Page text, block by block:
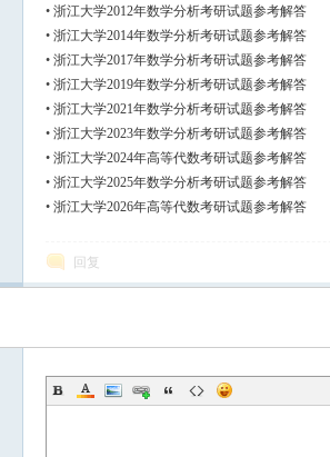
• 浙江大学2012年数学分析考研试题参考解答
• 浙江大学2014年数学分析考研试题参考解答
• 浙江大学2017年数学分析考研试题参考解答
• 浙江大学2019年数学分析考研试题参考解答
• 浙江大学2021年数学分析考研试题参考解答
• 浙江大学2023年数学分析考研试题参考解答
• 浙江大学2024年高等代数考研试题参考解答
• 浙江大学2025年数学分析考研试题参考解答
• 浙江大学2026年高等代数考研试题参考解答
回复